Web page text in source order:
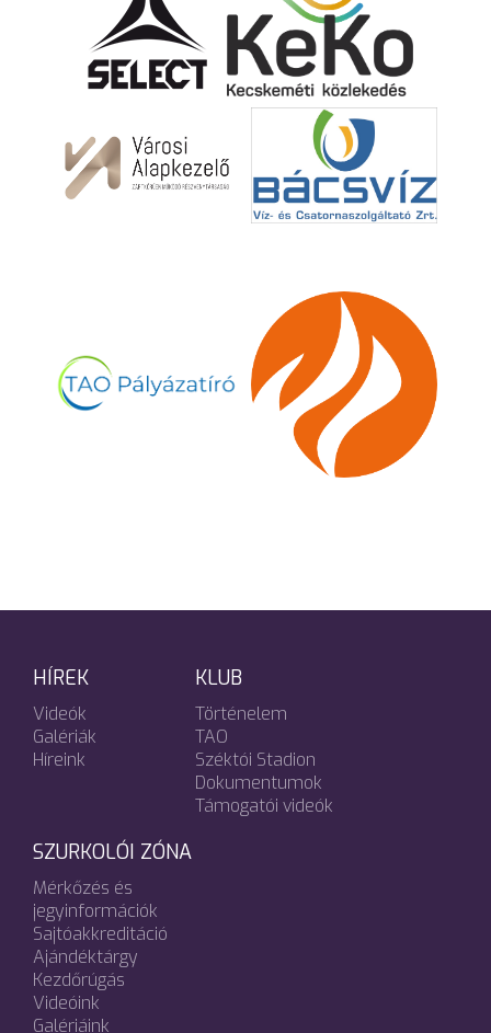
HÍREK
Videók
Galériák
Híreink
KLUB
Történelem
TAO
Széktói Stadion
Dokumentumok
Támogatói videók
SZURKOLÓI ZÓNA
Mérkőzés és
jegyinformációk
Sajtóakkreditáció
Ajándéktárgy
Kezdőrúgás
Videóink
Galériáink